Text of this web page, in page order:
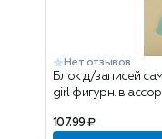
Нет отзывов
Блок д/записей
girl фигурн. в
107.99 ₽